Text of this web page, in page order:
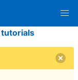
tutorials